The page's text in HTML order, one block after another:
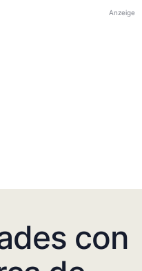
Anzeige
con